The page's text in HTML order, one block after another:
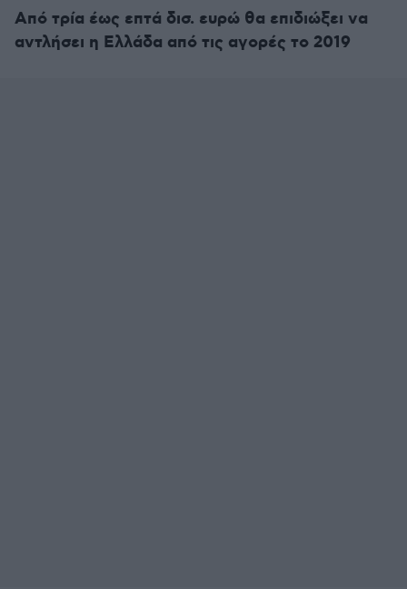
Από τρία έως επτά δισ. ευρώ θα επιδιώξει να
αντλήσει η Ελλάδα από τις αγορές το 2019